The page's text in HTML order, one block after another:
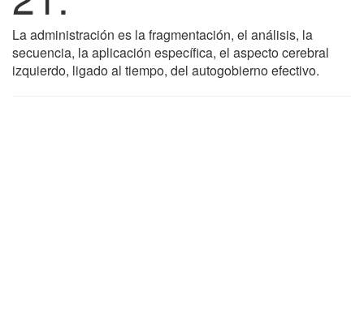
La administración es la fragmentación, el análisis, la
secuencia, la aplicación específica, el aspecto cerebral
izquierdo, ligado al tiempo, del autogobierno efectivo.